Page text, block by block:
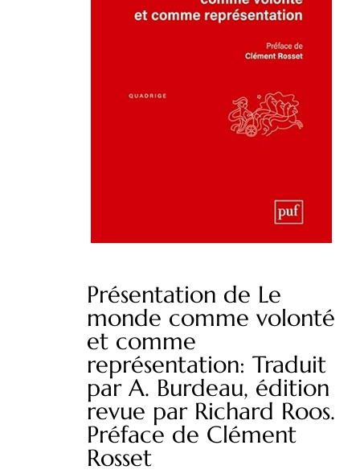
Présentation de Le
monde comme volonté
et comme
représentation: Traduit
par A. Burdeau, édition
revue par Richard Roos.
Préface de Clément
Rosset